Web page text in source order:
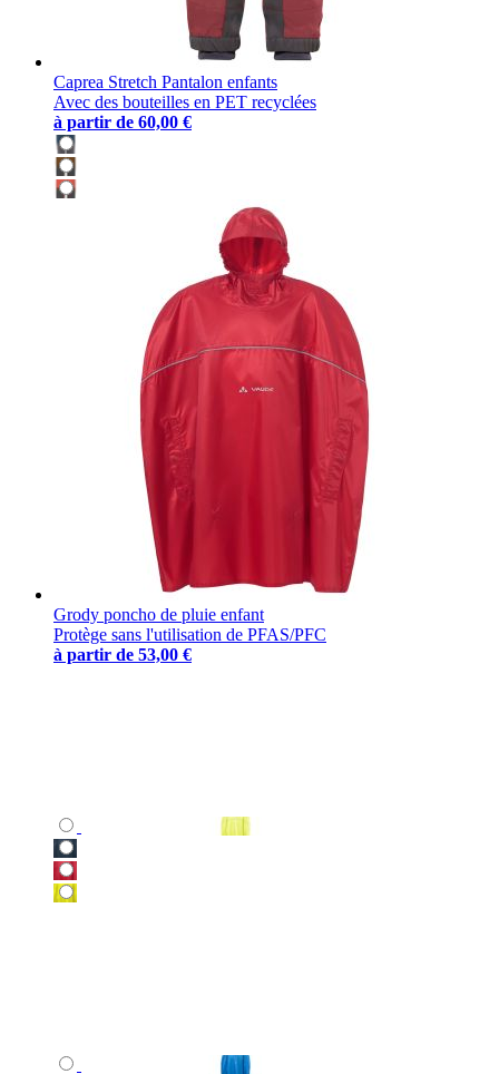
Caprea Stretch Pantalon enfants
Avec des bouteilles en PET recyclées
à partir de 60,00 €
Grody poncho de pluie enfant
Protège sans l'utilisation de PFAS/PFC
à partir de 53,00 €